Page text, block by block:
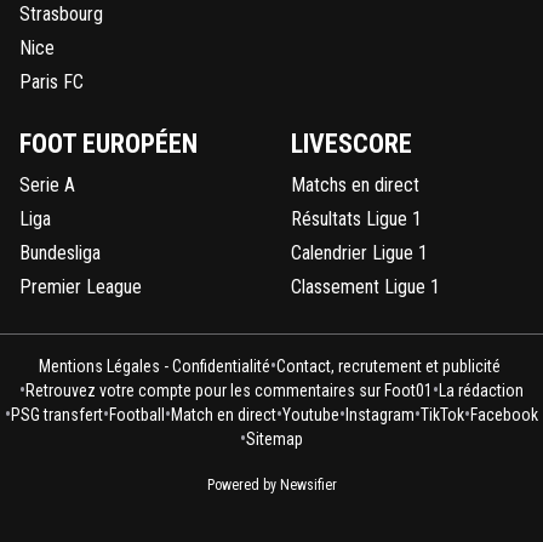
Strasbourg
Nice
Paris FC
FOOT EUROPÉEN
Serie A
Liga
Bundesliga
Premier League
LIVESCORE
Matchs en direct
Résultats Ligue 1
Calendrier Ligue 1
Classement Ligue 1
Mentions Légales - Confidentialité•Contact, recrutement et publicité
•Retrouvez votre compte pour les commentaires sur Foot01 •La rédaction
•PSG transfert•Football•Match en direct•Youtube•Instagram•TikTok•Facebook
•Sitemap
Powered by Newsifier